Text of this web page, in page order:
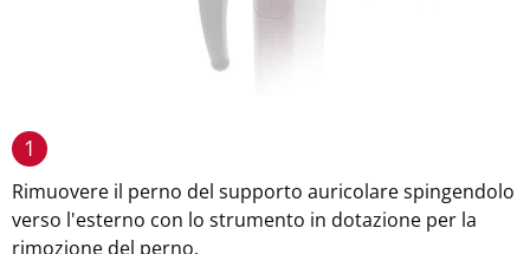
1
Rimuovere il perno del supporto auricolare spingendolo
verso l'esterno con lo strumento in dotazione per la
rimozione del perno.